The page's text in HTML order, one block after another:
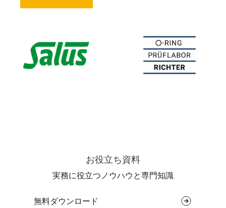
お役立ち資料
実務に役立つノウハウと専門知識
無料ダウンロード